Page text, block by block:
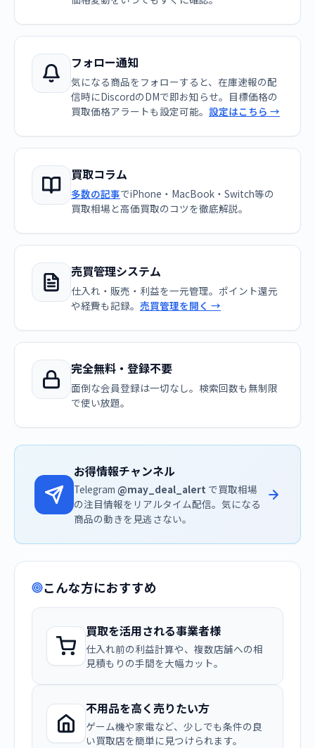
フォロー通知
気になる商品をフォローすると、在庫速報の配
信時にDiscordのDMで即お知らせ。目標価格の
買取価格アラートも設定可能。 設定はこちら →
買取コラム
多数の記事でiPhone・MacBook・Switch等の
買取相場と高価買取のコツを徹底解説。
売買管理システム
仕入れ・販売・利益を一元管理。ポイント還元
や経費も記録。 売買管理を開く →
完全無料・登録不要
面倒な会員登録は一切なし。検索回数も無制限
で使い放題。
お得情報チャンネル
Telegram @may_deal_alert で買取相場
の注目情報をリアルタイム配信。気になる
商品の動きを見逃さない。
こんな方におすすめ
買取を活用される事業者様
仕入れ前の利益計算や、複数店舗への相
見積もりの手間を大幅カット。
不用品を高く売りたい方
ゲーム機や家電など、少しでも条件の良
い買取店を簡単に見つけられます。